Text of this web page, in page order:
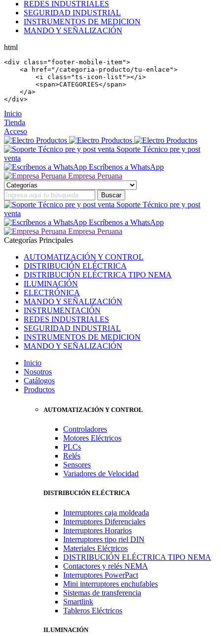
REDES INDUSTRIALES
SEGURIDAD INDUSTRIAL
INSTRUMENTOS DE MEDICION
MANDO Y SEÑALIZACIÓN
html
<div class="footer-mobile-item">
    <
a href="/categoria-producto/tu-enlace">
        <
i class="ts-icon-list"></i >
        <
span>CATEGORIES</span>
    </
a>
</div>
Inicio
Tienda
Acceso
Soporte Técnico pre y post
venta
Escríbenos a WhatsApp
Empresa Peruana
Soporte Técnico pre y post
venta
Escríbenos a WhatsApp
Empresa Peruana
Categorías Principales
AUTOMATIZACIÓN Y CONTROL
DISTRIBUCIÓN ELÉCTRICA
DISTRIBUCIÓN ELÉCTRICA TIPO NEMA
ILUMINACIÓN
ELECTRÓNICA
MANDO Y SEÑALIZACIÓN
INSTRUMENTACIÓN
REDES INDUSTRIALES
SEGURIDAD INDUSTRIAL
INSTRUMENTOS DE MEDICION
MANDO Y SEÑALIZACIÓN
Inicio
Nosotros
Catálogos
Productos
AUTOMATIZACIÓN Y CONTROL
Controladores
Motores Eléctricos
PLCs
Relés
Sensores
Variadores de Velocidad
DISTRIBUCIÓN ELÉCTRICA
Interruptores caja moldeada
Interruptores Diferenciales
Interruptores Horarios
Interruptores tipo riel DIN
Materiales Eléctricos
DISTRIBUCIÓN ELÉCTRICA TIPO NEMA
Contactores y relés NEMA
Interruptores PowerPact
Mini interruptores enchufables
Sistemas de transferencia
Smartlink
Tableros Eléctricos
ILUMINACIÓN